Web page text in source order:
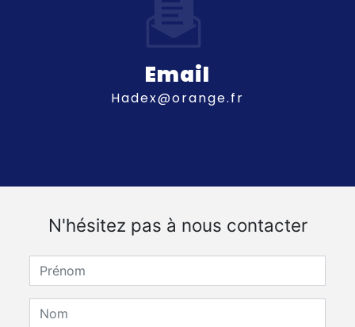
Email
hadex@orange.fr
N'hésitez pas à nous contacter